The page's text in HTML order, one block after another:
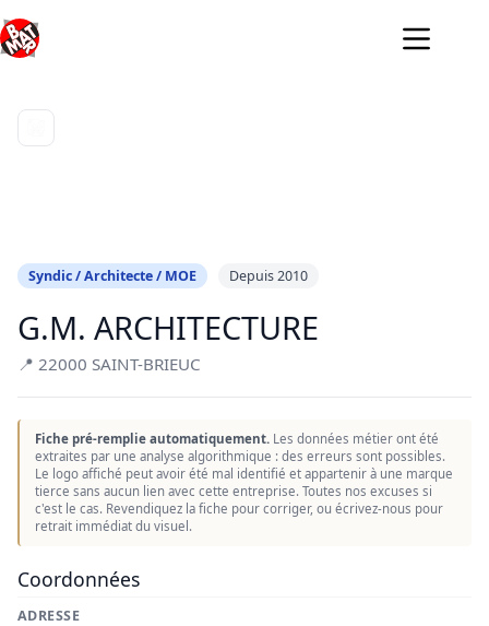
au
contenu
Syndic / Architecte / MOE Depuis 2010
G.M. ARCHITECTURE
📍 22000 SAINT-BRIEUC
Fiche pré-remplie automatiquement. Les données métier ont été
extraites par une analyse algorithmique : des erreurs sont possibles.
Le logo affiché peut avoir été mal identifié et appartenir à une marque
tierce sans aucun lien avec cette entreprise. Toutes nos excuses si
c'est le cas. Revendiquez la fiche pour corriger, ou écrivez-nous pour
retrait immédiat du visuel.
Coordonnées
ADRESSE